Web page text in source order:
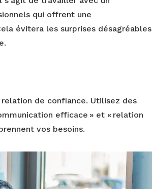
qui offrent une
évitera les surprises désagréables
de confiance. Utilisez des
efficace » et « relation
vos besoins.